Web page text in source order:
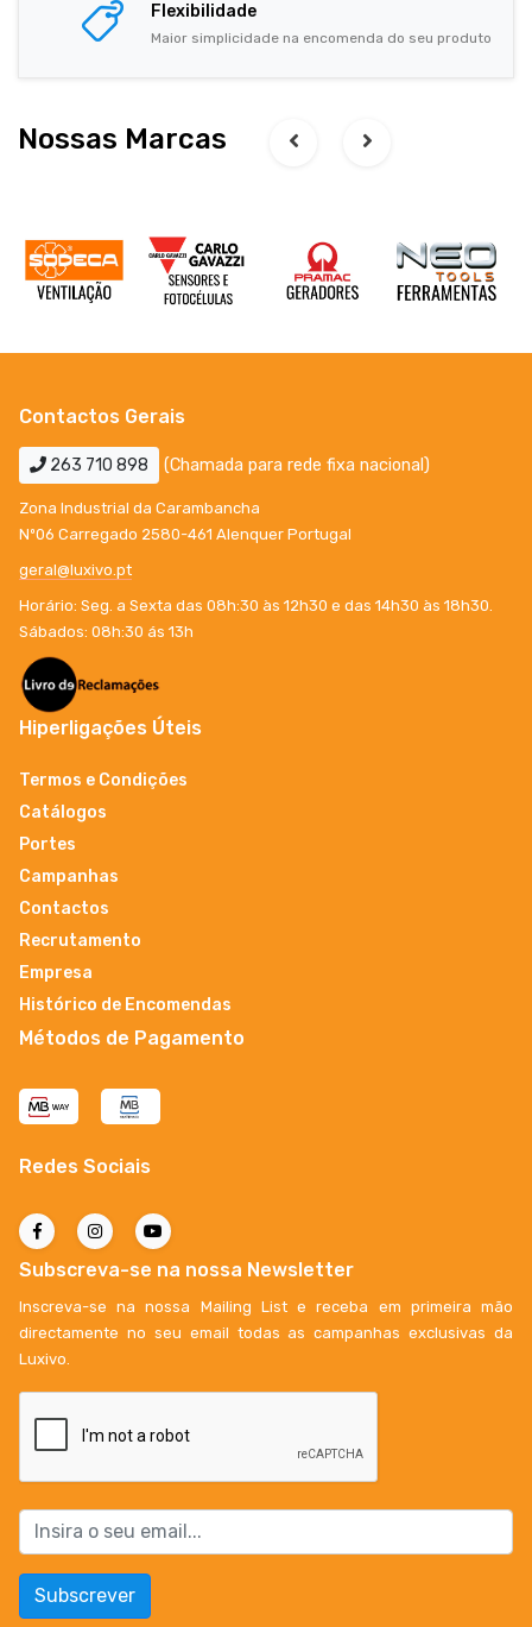
Flexibilidade
Maior simplicidade na encomenda do seu produto
Nossas Marcas
Contactos Gerais
263 710 898 (Chamada para rede fixa nacional)
Zona Industrial da Carambancha
Nº06 Carregado 2580-461 Alenquer Portugal
geral@luxivo.pt
Horário: Seg. a Sexta das 08h:30 às 12h30 e das 14h30 às 18h30.
Sábados: 08h:30 ás 13h
Hiperligações Úteis
Termos e Condições
Catálogos
Portes
Campanhas
Contactos
Recrutamento
Empresa
Histórico de Encomendas
Métodos de Pagamento
Redes Sociais
Subscreva-se na nossa Newsletter
Inscreva-se na nossa Mailing List e receba em primeira mão
directamente no seu email todas as campanhas exclusivas da
Luxivo.
Subscrever